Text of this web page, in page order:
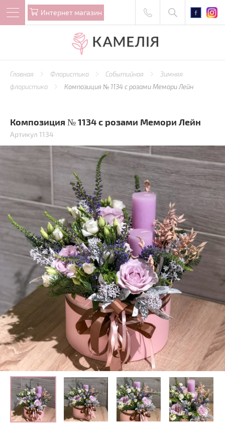
Интернет магазин
Главная Флористика Событийная
Зимняя
флористика
Композиция № 1134 с розами Мемори Лейн
Композиция № 1134 с розами Мемори Лейн
Артикул 1134